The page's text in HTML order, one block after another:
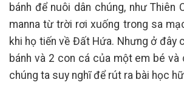
bánh để nuôi dân chúng, như Thiên
manna từ trời rơi xuống trong sa
khi họ tiến về Đất Hứa. Nhưng ở đây
bánh và 2 con cá của một em bé và
chúng ta suy nghĩ để rút ra bài học